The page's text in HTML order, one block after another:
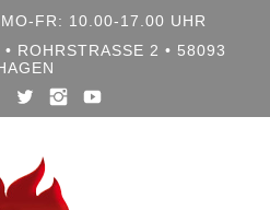
FR: 10.00-17.00 UHR
ROHRSTRASSE 2 • 58093 H